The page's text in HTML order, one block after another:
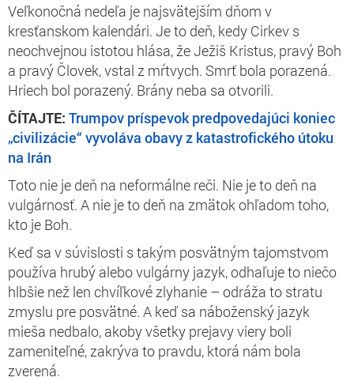
Veľkonočná nedeľa je najsvätejším dňom v
kresťanskom kalendári. Je to deň, kedy Cirkev s
neochvejnou istotou hlása, že Ježiš Kristus, pravý Boh
a pravý Človek, vstal z mŕtvych. Smrť bola porazená.
Hriech bol porazený. Brány neba sa otvorili.
ČÍTAJTE: Trumpov príspevok predpovedajúci koniec
„civilizácie“ vyvoláva obavy z katastrofického útoku
na Irán
Toto nie je deň na neformálne reči. Nie je to deň na
vulgárnosť. A nie je to deň na zmätok ohľadom toho,
kto je Boh.
Keď sa v súvislosti s takým posvätným tajomstvom
používa hrubý alebo vulgárny jazyk, odhaľuje to niečo
hlbšie než len chvíľkové zlyhanie – odráža to stratu
zmyslu pre posvätné. A keď sa náboženský jazyk
mieša nedbalo, akoby všetky prejavy viery boli
zameniteľné, zakrýva to pravdu, ktorá nám bola
zverená.